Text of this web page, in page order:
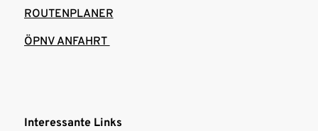
ROUTENPLANER
ÖPNV ANFAHRT
Interessante Links